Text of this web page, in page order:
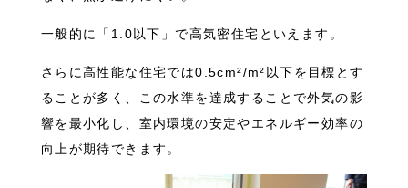
一般的に「1.0以下」で高気密住宅といえます。
さらに高性能な住宅では0.5cm²/m²以下を目標とす
ることが多く、この水準を達成することで外気の影
響を最小化し、室内環境の安定やエネルギー効率の
向上が期待できます。